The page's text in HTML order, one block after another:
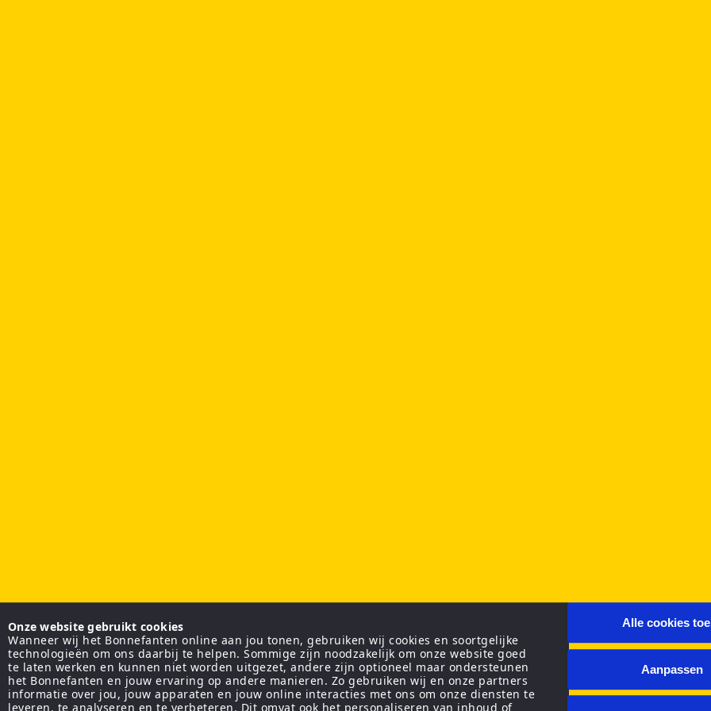
Onze website gebruikt cookies
Wanneer wij het Bonnefanten online aan jou tonen, gebruiken wij cookies en soortgelijke
technologieën om ons daarbij te helpen. Sommige zijn noodzakelijk om onze website goed
te laten werken en kunnen niet worden uitgezet, andere zijn optioneel maar ondersteunen
het Bonnefanten en jouw ervaring op andere manieren. Zo gebruiken wij en onze partners
informatie over jou, jouw apparaten en jouw online interacties met ons om onze diensten te
leveren, te analyseren en te verbeteren. Dit omvat ook het personaliseren van inhoud of
Alle cookies
Aanpassen